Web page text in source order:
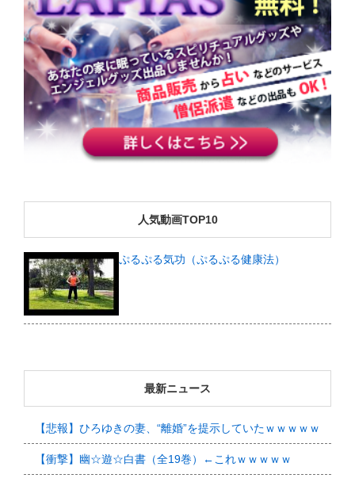
人気動画TOP10
ぷるぷる気功（ぷるぷる健康法）
最新ニュース
【悲報】ひろゆきの妻、“離婚”を提示していたｗｗｗｗｗ
【衝撃】幽☆遊☆白書（全19巻）←これｗｗｗｗｗ